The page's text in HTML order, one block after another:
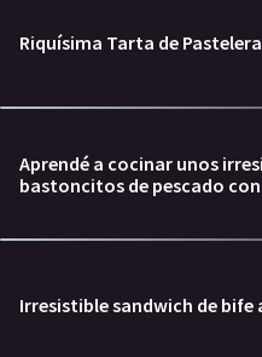
Riquísima Tarta de
Aprendé a cocinar unos
bastoncitos de pescado
Irresistible sandwich de bife